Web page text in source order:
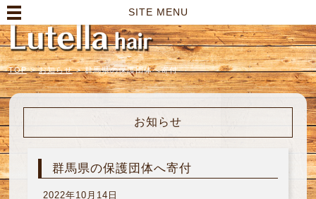
SITE MENU
TOP > お知らせ > 群馬県の保護団体へ寄付
お知らせ
群馬県の保護団体へ寄付
2022年10月14日